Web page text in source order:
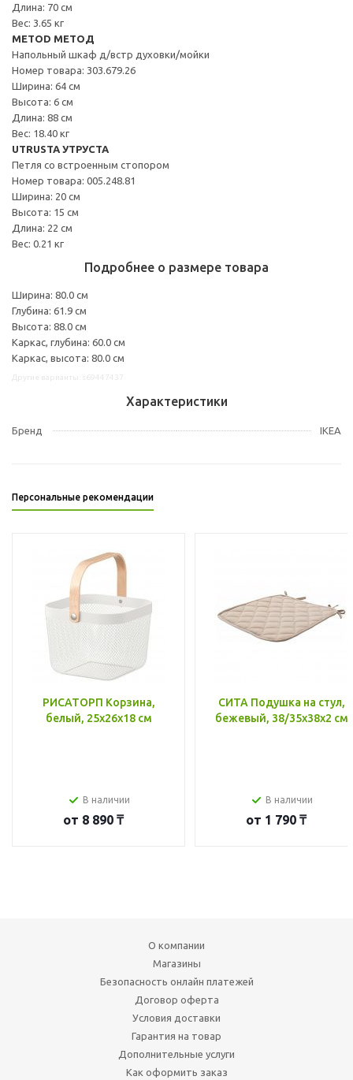
Длина: 70 см
Вес: 3.65 кг
METOD МЕТОД
Напольный шкаф д/встр духовки/мойки
Номер товара: 303.679.26
Ширина: 64 см
Высота: 6 см
Длина: 88 см
Вес: 18.40 кг
UTRUSTA УТРУСТА
Петля со встроенным стопором
Номер товара: 005.248.81
Ширина: 20 см
Высота: 15 см
Длина: 22 см
Вес: 0.21 кг
Подробнее о размере товара
Ширина: 80.0 см
Глубина: 61.9 см
Высота: 88.0 см
Каркас, глубина: 60.0 см
Каркас, высота: 80.0 см
Характеристики
Бренд IKEA
Персональные рекомендации
РИСАТОРП Корзина,
белый, 25x26x18 см
В наличии
от 8 890 ₸
СИТА Подушка на стул,
бежевый, 38/35x38x2 см
В наличии
от 1 790 ₸
О компании
Магазины
Безопасность онлайн платежей
Договор оферта
Условия доставки
Гарантия на товар
Дополнительные услуги
Как оформить заказ